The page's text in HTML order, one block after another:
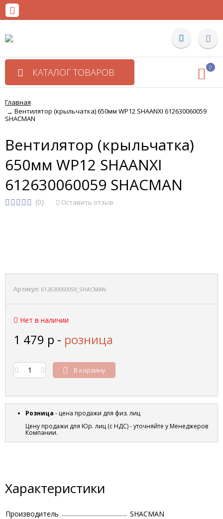
КАТАЛОГ ТОВАРОВ 0
Главная
→ Вентилятор (крыльчатка) 650мм WP12 SHAANXI 612630060059
SHACMAN
Вентилятор (крыльчатка)
650мм WP12 SHAANXI
612630060059 SHACMAN
(0) Оставить отзыв
Артикул: 612630060059_SHACMAN
Нет в наличии
1 479 р - розница
В корзину
Розница - цена продажи для физ. лиц
Цену продажи для Юр. лиц (с НДС) - уточняйте у Менеджеров
Компании.
Характеристики
Производитель SHACMAN